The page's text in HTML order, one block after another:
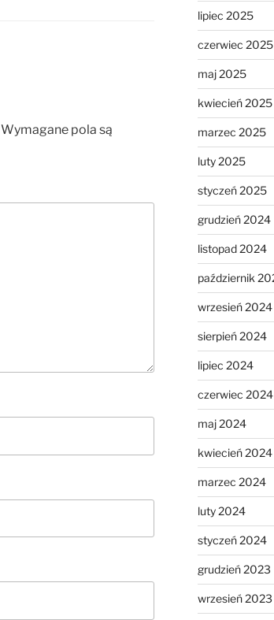
Wymagane pola są
lipiec 2025
czerwiec 2025
maj 2025
kwiecień 2025
marzec 2025
luty 2025
styczeń 2025
grudzień 2024
listopad 2024
październik
wrzesień 2024
sierpień 2024
lipiec 2024
czerwiec 2024
maj 2024
kwiecień 2024
marzec 2024
luty 2024
styczeń 2024
grudzień 2023
wrzesień 2023